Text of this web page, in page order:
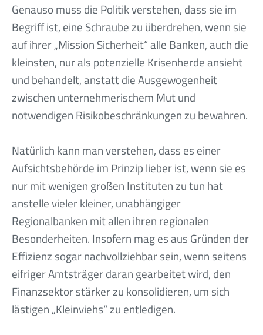
Genauso muss die Politik verstehen, dass sie im
Begriff ist, eine Schraube zu überdrehen, wenn sie
auf ihrer „Mission Sicherheit“ alle Banken, auch die
kleinsten, nur als potenzielle Krisenherde ansieht
und behandelt, anstatt die Ausgewogenheit
zwischen unternehmerischem Mut und
notwendigen Risikobeschränkungen zu bewahren.
Natürlich kann man verstehen, dass es einer
Aufsichtsbehörde im Prinzip lieber ist, wenn sie es
nur mit wenigen großen Instituten zu tun hat
anstelle vieler kleiner, unabhängiger
Regionalbanken mit allen ihren regionalen
Besonderheiten. Insofern mag es aus Gründen der
Effizienz sogar nachvollziehbar sein, wenn seitens
eifriger Amtsträger daran gearbeitet wird, den
Finanzsektor stärker zu konsolidieren, um sich
lästigen „Kleinviehs“ zu entledigen.